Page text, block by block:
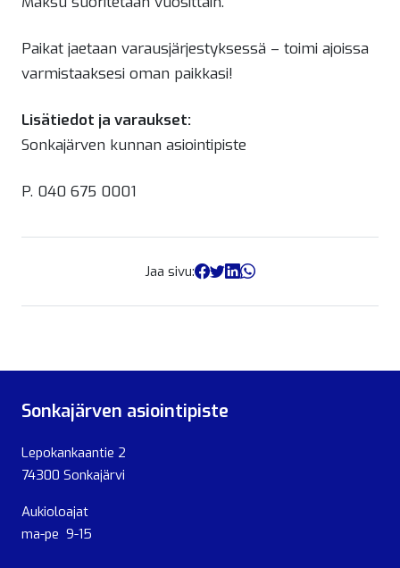
Paikat jaetaan varausjärjestyksessä – toimi ajoissa
varmistaaksesi oman paikkasi!
Lisätiedot ja varaukset:
Sonkajärven kunnan asiointipiste
P. 040 675 0001
Jaa sivu:
Sonkajärven asiointipiste
Lepokankaantie 2
74300 Sonkajärvi
Aukioloajat
ma-pe 9-15